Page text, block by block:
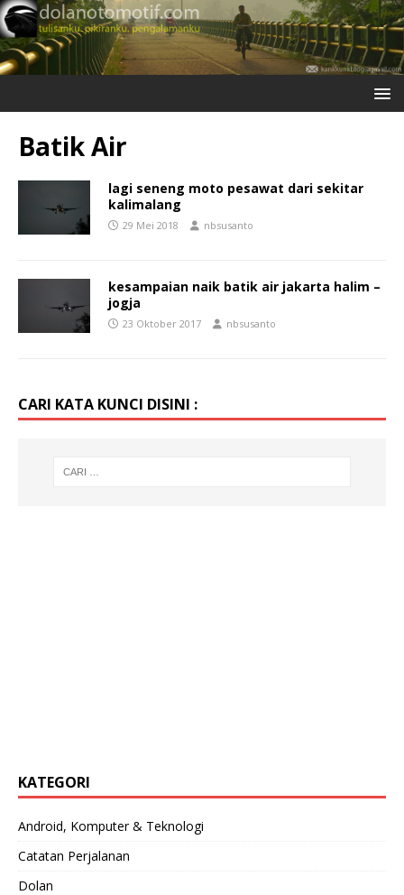
Batik Air
lagi seneng moto pesawat dari sekitar
kalimalang
29 Mei 2018 nbsusanto
kesampaian naik batik air jakarta halim –
jogja
23 Oktober 2017 nbsusanto
CARI KATA KUNCI DISINI :
KATEGORI
Android, Komputer & Teknologi
Catatan Perjalanan
Dolan